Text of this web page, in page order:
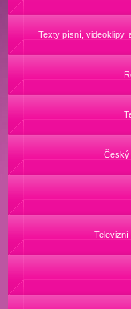
Texty písní, videoklipy,
Český